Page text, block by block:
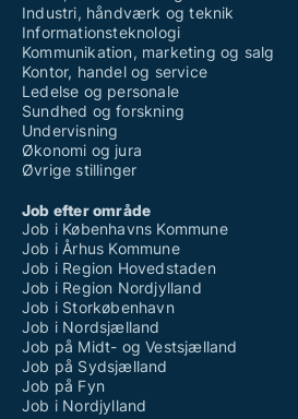
Industri, håndværk og teknik
Informationsteknologi
Kommunikation, marketing og salg
Kontor, handel og service
Ledelse og personale
Sundhed og forskning
Undervisning
Økonomi og jura
Øvrige stillinger
Job efter område
Job i Københavns Kommune
Job i Århus Kommune
Job i Region Hovedstaden
Job i Region Nordjylland
Job i Storkøbenhavn
Job i Nordsjælland
Job på Midt- og Vestsjælland
Job på Sydsjælland
Job på Fyn
Job i Nordjylland